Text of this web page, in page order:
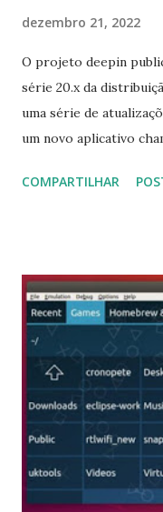
dezembro 21, 2022
O projeto deepin
série 20.x da
uma série de
um novo aplicativo
quebra a 'barreira de
5.15.6, atualizamos a
corrigimos as
ainda mais a
disso, desenvolvemos
funções práticas com
comunidade. Bem-
agregação de
em V1.0.0, reuniu
como GitHub, Wiki,
COMPARTILHAR